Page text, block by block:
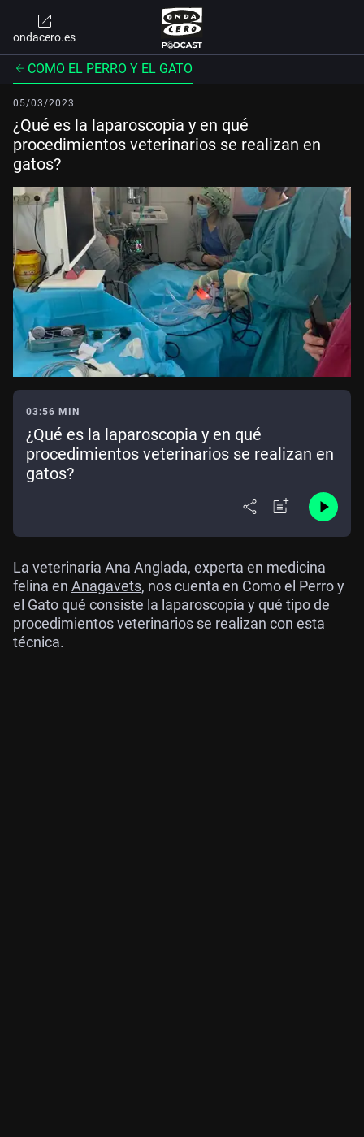
ondacero.es
COMO EL PERRO Y EL GATO
05/03/2023
¿Qué es la laparoscopia y en qué
procedimientos veterinarios se realizan en
gatos?
03:56 MIN
¿Qué es la laparoscopia y en qué
procedimientos veterinarios se realizan en
gatos?
La veterinaria Ana Anglada, experta en medicina
felina en Anagavets, nos cuenta en Como el Perro y
el Gato qué consiste la laparoscopia y qué tipo de
procedimientos veterinarios se realizan con esta
técnica.